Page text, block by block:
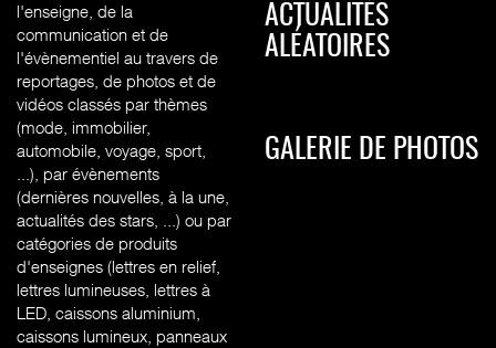
l'enseigne, de la
communication et de
l'évènementiel au travers de
reportages, de photos et de
vidéos classés par thèmes
(mode, immobilier,
automobile, voyage, sport,
...), par évènements
(dernières nouvelles, à la une,
actualités des stars, ...) ou par
catégories de produits
d'enseignes (lettres en relief,
lettres lumineuses, lettres à
LED, caissons aluminium,
caissons lumineux, panneaux
ACTUALITÉS
ALÉATOIRES
GALERIE DE PHOTOS